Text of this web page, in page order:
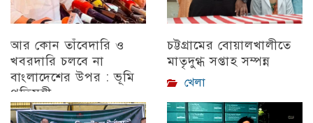
আর কোন তাঁবেদারি ও
খবরদারি চলবে না
বাংলাদেশের উপর : ভূমি
প্রতিমন্ত্রী
চট্টগ্রাম
চট্টগ্রামের বোয়ালখালীতে
মাতৃদুগ্ধ সপ্তাহ সম্পন্ন
খেলা